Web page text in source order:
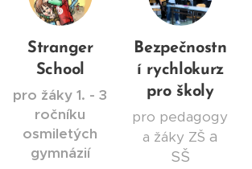
Stranger
School
pro žáky 1. - 3
ročníku
osmiletých
gymnázií
Bezpečnostn
í rychlokurz
pro školy
pro pedagogy
a žáky ZŠ a
SŠ